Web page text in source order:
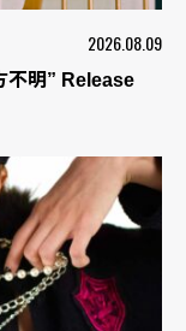
2026.08.09
不明” Release